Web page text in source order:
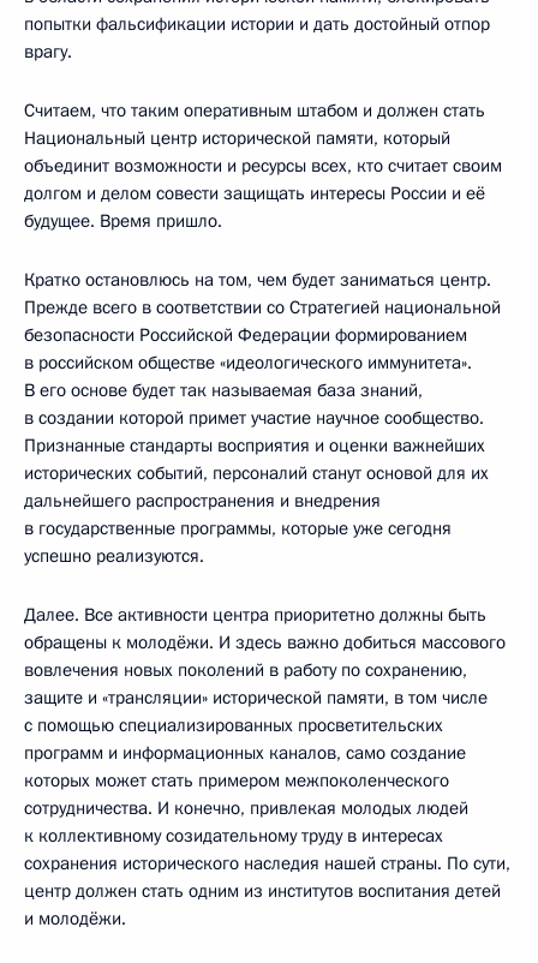
попытки фальсификации истории и дать достойный отпор
врагу.
Считаем, что таким оперативным штабом и должен стать
Национальный центр исторической памяти, который
объединит возможности и ресурсы всех, кто считает своим
долгом и делом совести защищать интересы России и её
будущее. Время пришло.
Кратко остановлюсь на том, чем будет заниматься центр.
Прежде всего в соответствии со Стратегией национальной
безопасности Российской Федерации формированием
в российском обществе «идеологического иммунитета».
В его основе будет так называемая база знаний,
в создании которой примет участие научное сообщество.
Признанные стандарты восприятия и оценки важнейших
исторических событий, персоналий станут основой для их
дальнейшего распространения и внедрения
в государственные программы, которые уже сегодня
успешно реализуются.
Далее. Все активности центра приоритетно должны быть
обращены к молодёжи. И здесь важно добиться массового
вовлечения новых поколений в работу по сохранению,
защите и «трансляции» исторической памяти, в том числе
с помощью специализированных просветительских
программ и информационных каналов, само создание
которых может стать примером межпоколенческого
сотрудничества. И конечно, привлекая молодых людей
к коллективному созидательному труду в интересах
сохранения исторического наследия нашей страны. По сути,
центр должен стать одним из институтов воспитания детей
и молодёжи.